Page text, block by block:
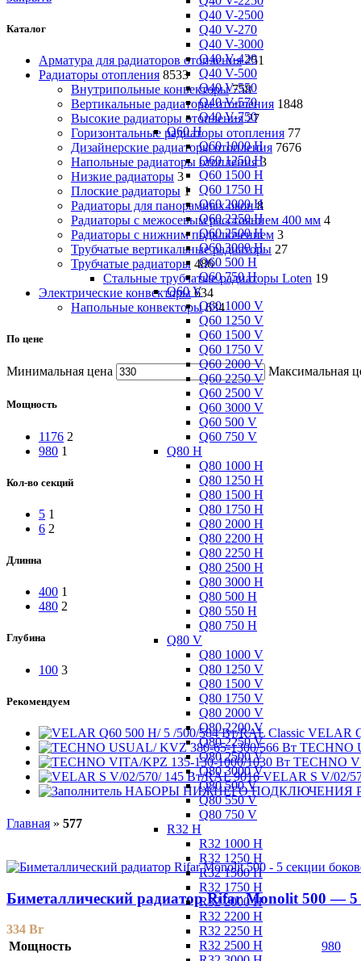
Q40 V-2500
Q40 V-270
Q40 V-3000
Q40 V-420
Q40 V-500
Q40 V-550
Q40 V-570
Q40 V-750
Q60 H
Q60 1000 H
Q60 1250 H
Q60 1500 H
Q60 1750 H
Q60 2000 H
Q60 2250 H
Q60 2500 H
Q60 3000 H
Q60 500 H
Q60 750 H
Q60 V
Q60 1000 V
Q60 1250 V
Q60 1500 V
Q60 1750 V
Q60 2000 V
Q60 2250 V
Q60 2500 V
Q60 3000 V
Q60 500 V
Q60 750 V
Q80 H
Q80 1000 H
Q80 1250 H
Q80 1500 H
Q80 1750 H
Q80 2000 H
Q80 2200 H
Q80 2250 H
Q80 2500 H
Q80 3000 H
Q80 500 H
Q80 550 H
Q80 750 H
Q80 V
Q80 1000 V
Q80 1250 V
Q80 1500 V
Q80 1750 V
Q80 2000 V
Q80 2200 V
Q80 2250 V
Q80 2500 V
Q80 3000 V
Q80 500 V
Q80 550 V
Q80 750 V
R32 H
R32 1000 H
R32 1250 H
R32 1500 H
R32 1750 H
R32 2000 H
R32 2200 H
R32 2250 H
R32 2500 H
Каталог
Арматура для радиаторов отопления 251
Радиаторы отопления 8533
Внутрипольные конвекторы 758
Вертикальные радиаторы отопления 1848
Высокие радиаторы отопления 27
Горизонтальные радиаторы отопления 77
Дизайнерские радиаторы отопления 7676
Напольные радиаторы отопления 3
Низкие радиаторы 3
Плоские радиаторы 1
Радиаторы для панорамных окон 8
Радиаторы с межосевым расстоянием 400 мм 4
Радиаторы с нижним подключением 3
Трубчатые вертикальные радиаторы 27
Трубчатые радиаторы 486
Cтальные трубчатые радиаторы Loten 19
Электрические конвекторы 634
Напольные конвекторы 634
По цене
Минимальная цена Максимальная
Мощность
1176 2
980 1
Кол-во секций
5 1
6 2
Длинна
400 1
480 2
Глубина
100 3
Рекомендуем
VELAR
TECHNO
TECHNO
VELAR S V/02/
НАБОРЫ НИЖНЕГО ПОДКЛЮЧЕНИЯ
Главная » 577
Биметаллический радиатор Rifar Monolit 500 — 5
334 Br
Мощность
980